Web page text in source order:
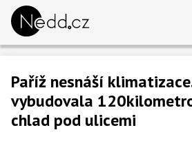
Paříž nesnáší
vybudovala
chlad pod ulicemi